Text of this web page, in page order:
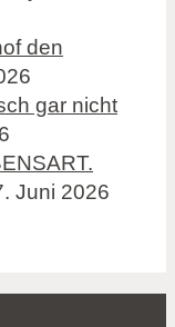
den
gar nicht
Juni 2026